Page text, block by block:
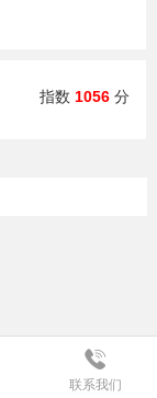
指数 1056 分
联系我们